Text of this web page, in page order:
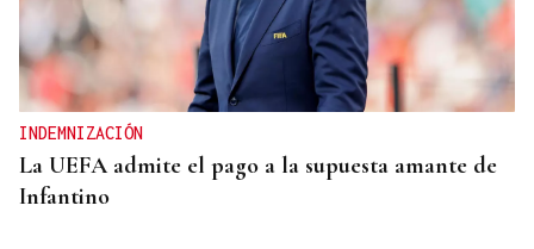
INDEMNIZACIÓN
La UEFA admite el pago a la supuesta amante de
Infantino